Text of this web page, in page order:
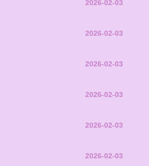
2026-02-03
2026-02-03
2026-02-03
2026-02-03
2026-02-03
2026-02-03